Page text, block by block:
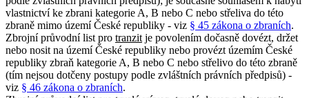
vlastnictví ke zbrani kategorie A, B nebo C nebo střeliva do této
zbraně mimo území České republiky - viz § 45 zákona o zbraních.
Zbrojní průvodní list pro tranzit je povolením dočasně dovézt, držet
nebo nosit na území České republiky nebo provézt územím České
republiky zbraň kategorie A, B nebo C nebo střelivo do této zbraně
(tím nejsou dotčeny postupy podle zvláštních právních předpisů) -
viz § 46 zákona o zbraních.